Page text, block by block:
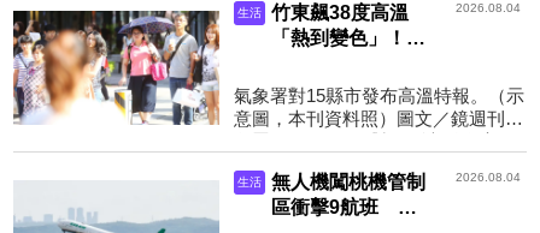
的海外旅遊不便險或...
生活
竹東飆38度高溫
「熱到變色」！
「不太一樣」網
喊：根本燜燒鍋
2026.08.04
氣象署對15縣市發布高溫特報。（示
意圖，本刊資料照）圖文／鏡週刊氣
溫，前氣象局（署）鄭...
生活
無人機闖桃機管制
區衝擊9航班 影
2026.08.04